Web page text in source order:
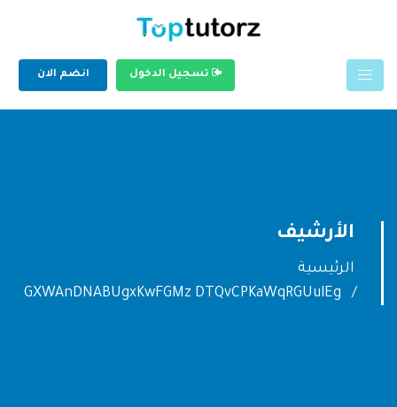
تسجيل الدخول انضم الان
الأرشيف
الرئيسية
GXWAnDNABUgxKwFGMz DTQvCPKaWqRGUulEg